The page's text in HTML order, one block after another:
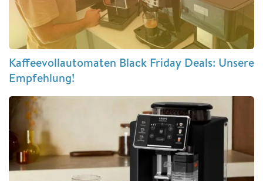
Kaffeevollautomaten Black Friday Deals: Unsere
Empfehlung!